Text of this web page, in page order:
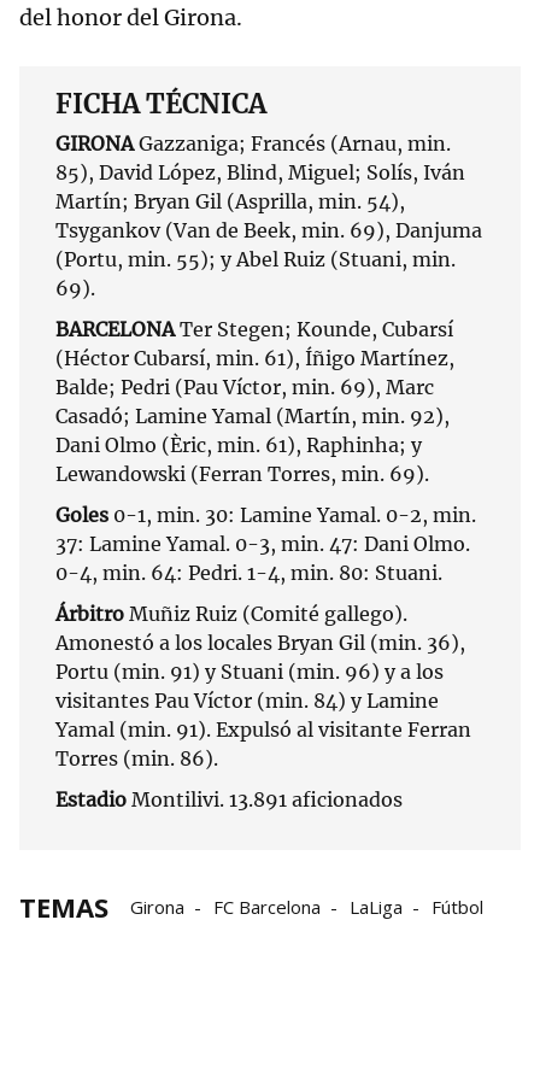
del honor del Girona.
FICHA TÉCNICA
GIRONAGazzaniga; Francés (Arnau, min.
85), David López, Blind, Miguel; Solís, Iván
Martín; Bryan Gil (Asprilla, min. 54),
Tsygankov (Van de Beek, min. 69), Danjuma
(Portu, min. 55); y Abel Ruiz (Stuani, min.
69).
BARCELONATer Stegen; Kounde, Cubarsí
(Héctor Cubarsí, min. 61), Íñigo Martínez,
Balde; Pedri (Pau Víctor, min. 69), Marc
Casadó; Lamine Yamal (Martín, min. 92),
Dani Olmo (Èric, min. 61), Raphinha; y
Lewandowski (Ferran Torres, min. 69).
Goles 0-1, min. 30: Lamine Yamal. 0-2, min.
37: Lamine Yamal. 0-3, min. 47: Dani Olmo.
0-4, min. 64: Pedri. 1-4, min. 80: Stuani.
Árbitro Muñiz Ruiz (Comité gallego).
Amonestó a los locales Bryan Gil (min. 36),
Portu (min. 91) y Stuani (min. 96) y a los
visitantes Pau Víctor (min. 84) y Lamine
Yamal (min. 91). Expulsó al visitante Ferran
Torres (min. 86).
Estadio Montilivi. 13.891 aficionados
TEMAS Girona FC Barcelona LaLiga Fútbol